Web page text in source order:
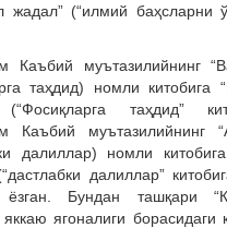
жадал” (“илмий баҳсларни
Каъбий муътазилийнинг
таҳдид) номли китобига
(“Фосиқларга таҳдид”
Каъбий муътазилийнинг
далиллар) номли
далиллар”
Бундан ташқари
ягоналиги борасидаги